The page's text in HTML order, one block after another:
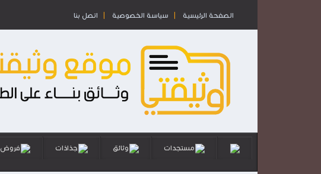
الصفحة الرئيسية سياسة الخصوصية اتصل بنا
مستجدات وثائق جذاذات فروض